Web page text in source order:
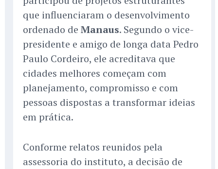
que influenciaram o desenvolvimento
ordenado de Manaus. Segundo o vice-
presidente e amigo de longa data Pedro
Paulo Cordeiro, ele acreditava que
cidades melhores começam com
planejamento, compromisso e com
pessoas dispostas a transformar ideias
em prática.
Conforme relatos reunidos pela
assessoria do instituto, a decisão de